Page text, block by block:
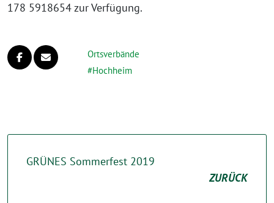
178 5918654 zur Verfügung.
Ortsverbände
Hochheim
GRÜNES Sommerfest 2019
ZURÜCK